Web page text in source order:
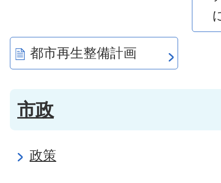
都市再生整備計画
市政
政策